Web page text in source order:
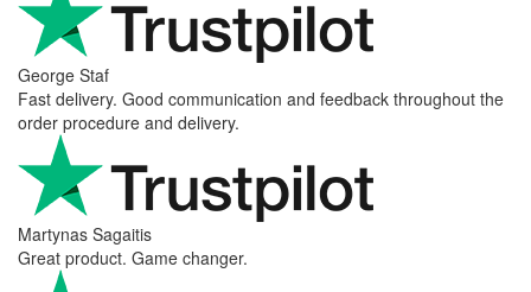
George Staf
Fast delivery. Good communication and feedback throughout the
order procedure and delivery.
Martynas Sagaitis
Great product. Game changer.